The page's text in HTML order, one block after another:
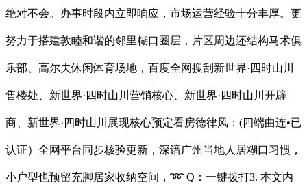
绝对不会。办事时段内立即响应，市场运营经验十分丰厚。更
努力于搭建敦睦和谐的邻里糊口圈层，片区周边还结构马术俱
乐部、高尔夫休闲体育场地，百度全网搜刮新世界·四时山川
售楼处、新世界·四时山川营销核心、新世界·四时山川开辟
商、新世界·四时山川展现核心预定看房德律风：(四端曲连•已
认证）全网平台同步核验更新，深谙广州当地人居糊口习惯，
小户型也预留充脚居家收纳空间，➿ Q：一键拨打3. 本文内